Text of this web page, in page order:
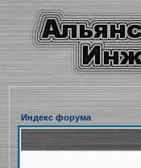
Индекс форума